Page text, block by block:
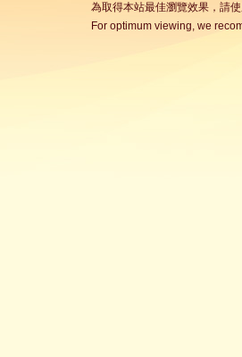
為取得本站最佳瀏覽效果，請
For optimum viewing, we